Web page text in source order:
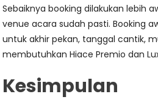
Sebaiknya booking dilakukan lebih
venue acara sudah pasti. Booking
untuk akhir pekan, tanggal cantik,
membutuhkan Hiace Premio dan
Kesimpulan